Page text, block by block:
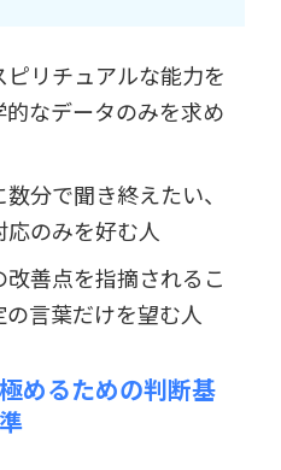
リチュアルな能力を
なデータのみを求め
分で聞き終えたい、
のみを好む人
善点を指摘されるこ
言葉だけを望む人
めるための判断基
準